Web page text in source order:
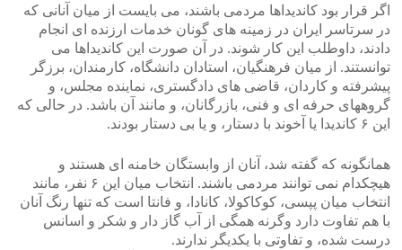
اگر قرار بود کاندیداها مردمی باشند، می بایست از میان آنانی که
در سرتاسر ایران در زمینه های گونان خدمات ارزنده ای انجام
دادند، داوطلب این کار شوند. در آن صورت این کاندیداها می
توانستند. از میان فرهنگیان، استادان دانشگاه، کارمندان، برزگر
پیشرفته و کاردان، قاضی های دادگستری، نماینده مجلس، و
گروههای حرفه ای و فنی، بازرگانان، و مانند آن باشد. در حالی که
این ۶ کاندیدا یا آخوند با دستار، و یا بی دستار بودند.
همانگونه که گفته شد، آنان از وابستگان خامنه ای هستند و
هیچکدام نمی توانند مردمی باشند. انتخاب میان این ۶ نفر، مانند
انتخاب میان پپسی، کوکاکولا، کانادا، و فانتا است که تنها رنگ آنان
با هم تفاوت دارد وگرنه همگی از آب گاز دار و شکر و اسانس
درست شده، و تفاوتی با یکدیگر ندارند.